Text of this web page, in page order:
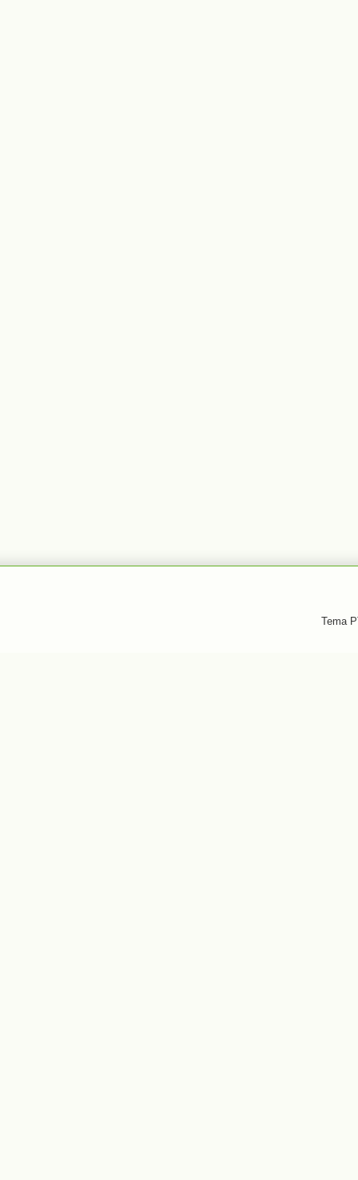
Tema